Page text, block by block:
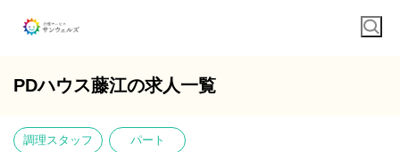
PDハウス藤江の求人一覧
調理スタッフ パート